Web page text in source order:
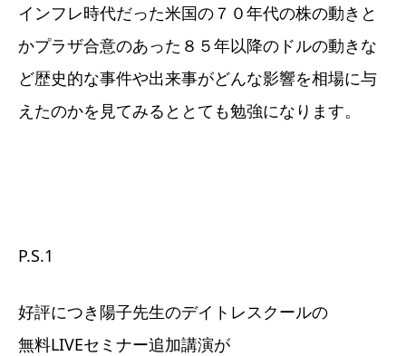
インフレ時代だった米国の７０年代の株の動きと
かプラザ合意のあった８５年以降のドルの動きな
ど歴史的な事件や出来事がどんな影響を相場に与
えたのかを見てみるととても勉強になります。
P.S.1
好評につき陽子先生のデイトレスクールの
無料LIVEセミナー追加講演が